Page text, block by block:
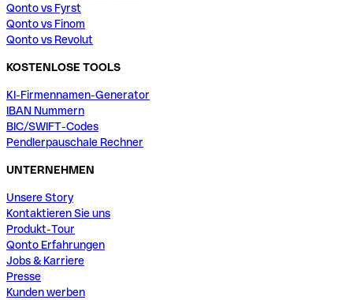
Qonto vs Fyrst
Qonto vs Finom
Qonto vs Revolut
KOSTENLOSE TOOLS
KI-Firmennamen-Generator
IBAN Nummern
BIC/SWIFT-Codes
Pendlerpauschale Rechner
UNTERNEHMEN
Unsere Story
Kontaktieren Sie uns
Produkt-Tour
Qonto Erfahrungen
Jobs & Karriere
Presse
Kunden werben